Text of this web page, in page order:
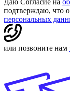
подтверждаю, что
персональных
или позвоните нам